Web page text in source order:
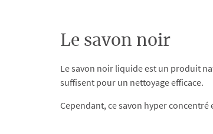
Le savon noir
Le savon noir liquide est un produit
suffisent pour un nettoyage efficace.
Cependant, ce savon hyper